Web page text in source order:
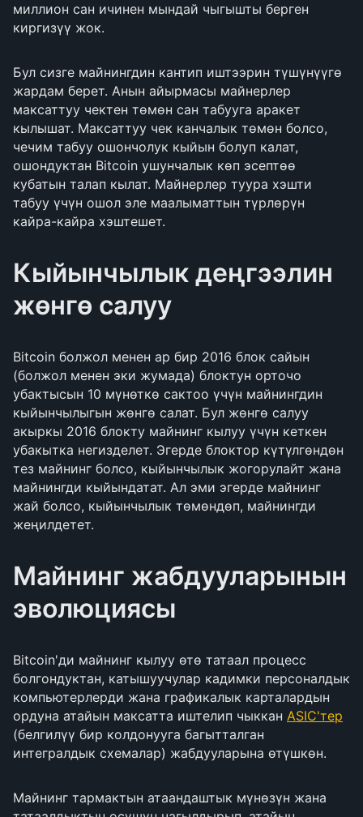
миллион сан ичинен мындай чыгышты берген
киргизүү жок.
Бул сизге майнингдин кантип иштээрин түшүнүүгө
жардам берет. Анын айырмасы майнерлер
максаттуу чектен төмөн сан табууга аракет
кылышат. Максаттуу чек канчалык төмөн болсо,
чечим табуу ошончолук кыйын болуп калат,
ошондуктан Bitcoin ушунчалык көп эсептөө
кубатын талап кылат. Майнерлер туура хэшти
табуу үчүн ошол эле маалыматтын түрлөрүн
кайра-кайра хэштешет.
Кыйынчылык деңгээлин
жөнгө салуу
Bitcoin болжол менен ар бир 2016 блок сайын
(болжол менен эки жумада) блоктун орточо
убактысын 10 мүнөткө сактоо үчүн майнингдин
кыйынчылыгын жөнгө салат. Бул жөнгө салуу
акыркы 2016 блокту майнинг кылуу үчүн кеткен
убакытка негизделет. Эгерде блоктор күтүлгөндөн
тез майнинг болсо, кыйынчылык жогорулайт жана
майнингди кыйындатат. Ал эми эгерде майнинг
жай болсо, кыйынчылык төмөндөп, майнингди
жеңилдетет.
Майнинг жабдууларынын
эволюциясы
Bitcoin'ди майнинг кылуу өтө татаал процесс
болгондуктан, катышуучулар кадимки персоналдык
компьютерлерди жана графикалык карталардын
ордуна атайын максатта иштелип чыккан ASIC'тер
(белгилүү бир колдонууга багытталган
интегралдык схемалар) жабдууларына өтүшкөн.
Майнинг тармактын атаандаштык мүнөзүн жана